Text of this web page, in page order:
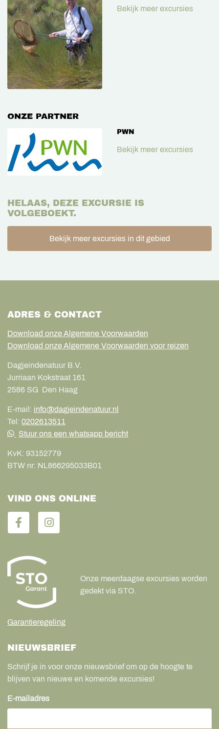
Bekijk meer excursies
ONZE PARTNER
PWN
Bekijk meer excursies
HELAAS, DEZE EXCURSIE IS
VOLGEBOEKT.
Bekijk meer excursies in dit gebied
ADRES & CONTACT
Download onze Algemene Voorwaarden
Download onze Algemene Voorwaarden voor reizen
Dagjeindenatuur B.V.
Jurriaan Kokstraat 161
2586 SG Den Haag
E-mail: info@dagjeindenatuur.nl
Tel: 0202613511
Stuur ons een whatsapp bericht
KvK: 93152779
BTW nr: NL866295033B01
VIND ONS ONLINE
Garantieregeling
Onze meerdaagse excursies worden
gedekt via STO.
NIEUWSBRIEF
Schrijf je in voor onze nieuwsbrief om op de hoogte te
blijven van nieuwe en komende excursies!
E-mailadres